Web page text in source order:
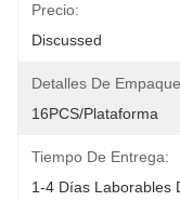
Precio:
Discussed
Detalles De
16PCS/plataforma
Tiempo De Entrega:
1-4 Días Laborables